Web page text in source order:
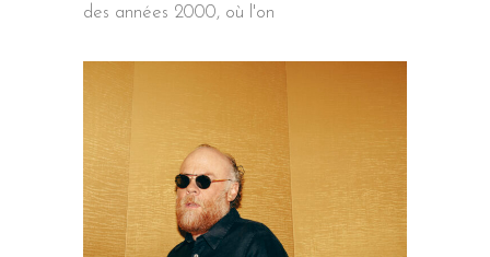
des années 2000, où l'on